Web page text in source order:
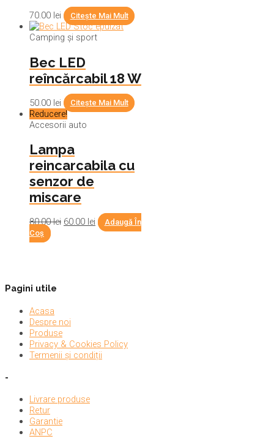
70.00 lei Citește Mai Mult
Stoc epuizat
Camping și sport
Bec LED
reîncărcabil 18 W
50.00 lei Citește Mai Mult
Reducere!
Accesorii auto
Lampa
reincarcabila cu
senzor de
miscare
80.00lei 60.00 lei
Adaugă În
Coș
Pagini utile
Acasa
Despre noi
Produse
Privacy & Cookies Policy
Termenii și condiții
-
Livrare produse
Retur
Garantie
ANPC